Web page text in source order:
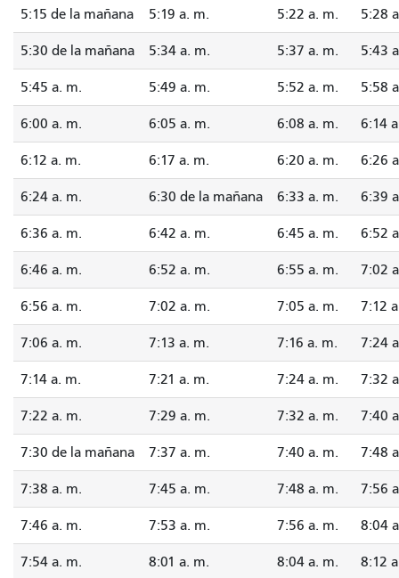
5:15 de la mañana 5:19 a. m. 5:22 a. m. 5:28
5:30 de la mañana 5:34 a. m. 5:37 a. m. 5:43
5:45 a. m. 5:49 a. m. 5:52 a. m. 5:58
6:00 a. m. 6:05 a. m. 6:08 a. m. 6:14
6:12 a. m. 6:17 a. m. 6:20 a. m. 6:26
6:24 a. m. 6:30 de la mañana 6:33 a. m. 6:39
6:36 a. m. 6:42 a. m. 6:45 a. m. 6:52
6:46 a. m. 6:52 a. m. 6:55 a. m. 7:02
6:56 a. m. 7:02 a. m. 7:05 a. m. 7:12
7:06 a. m. 7:13 a. m. 7:16 a. m. 7:24
7:14 a. m. 7:21 a. m. 7:24 a. m. 7:32
7:22 a. m. 7:29 a. m. 7:32 a. m. 7:40
7:30 de la mañana 7:37 a. m. 7:40 a. m. 7:48
7:38 a. m. 7:45 a. m. 7:48 a. m. 7:56
7:46 a. m. 7:53 a. m. 7:56 a. m. 8:04
7:54 a. m. 8:01 a. m. 8:04 a. m. 8:12